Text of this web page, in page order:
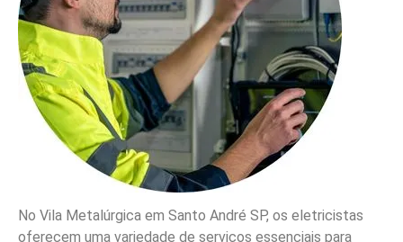
No Vila Metalúrgica em Santo André SP, os eletricistas
oferecem uma variedade de serviços essenciais para